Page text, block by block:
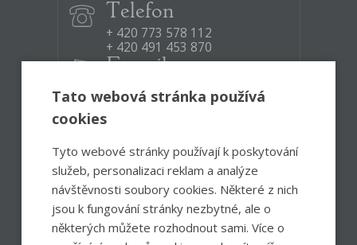
Telefon
+ 420 773 578 112
+ 420 491 453 870
E-mail
infocentrum@ceskoskalicko.cz
8:30 – 12:00, 12:30 – 17:00
8:00 – 13:00
FacebookInstagram
Tato webová stránka používá
cookies
Tyto webové stránky používají k poskytování
služeb, personalizaci reklam a analýze
návštěvnosti soubory cookies. Některé z nich
jsou k fungování stránky nezbytné, ale o
některých můžete rozhodnout sami. Více o